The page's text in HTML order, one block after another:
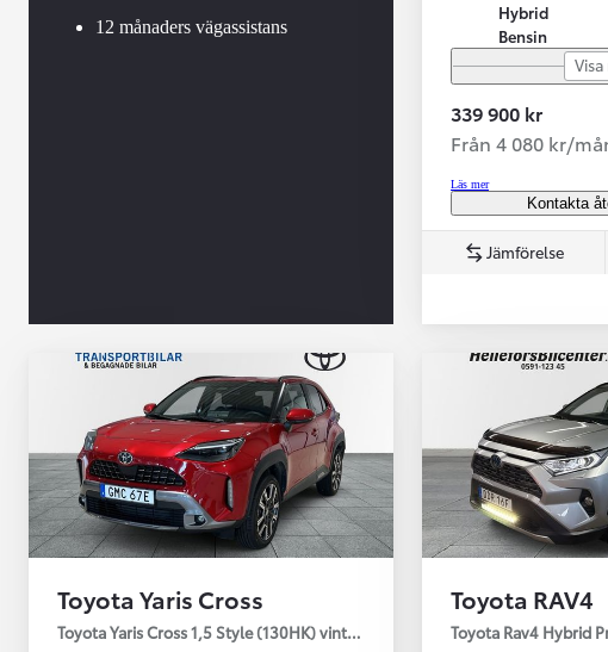
12 månaders vägassistans
Hybrid
Bensin
339 900 kr
Från 4 080 kr/
Läs mer
Kontakta
Jämförelse
Toyota Yaris Cross
Toyota Yaris Cross 1,5 Style (130HK) vinterhjul
Toyota RAV4
Toyota Rav4 Hybrid